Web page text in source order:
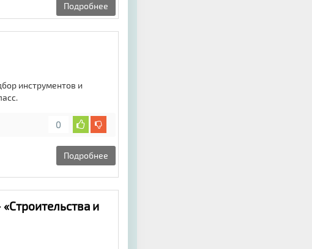
Подробнее
инструментов и
0
Подробнее
и